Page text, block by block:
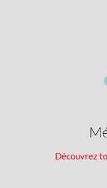
Découvrez